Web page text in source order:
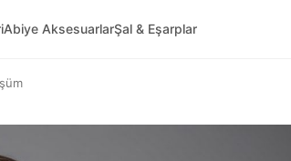
Abiye AksesuarlarŞal & Eşarplar